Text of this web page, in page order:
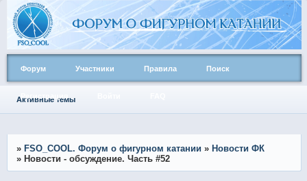
Форум Участники Правила Поиск
Активные темы
» FSO_COOL. Форум о фигурном катании » Новости ФК
» Новости - обсуждение. Часть #52